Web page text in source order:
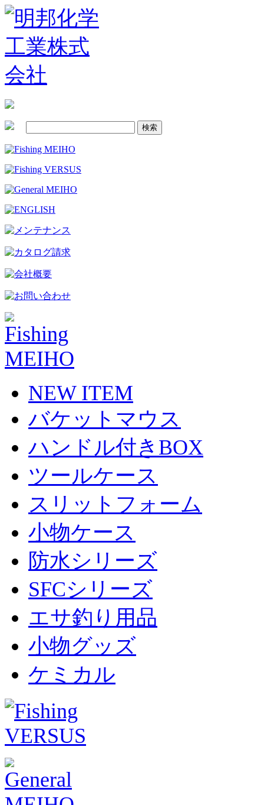
NEW ITEM
バケットマウス
ハンドル付きBOX
ツールケース
スリットフォーム
小物ケース
防水シリーズ
SFCシリーズ
エサ釣り用品
小物グッズ
ケミカル